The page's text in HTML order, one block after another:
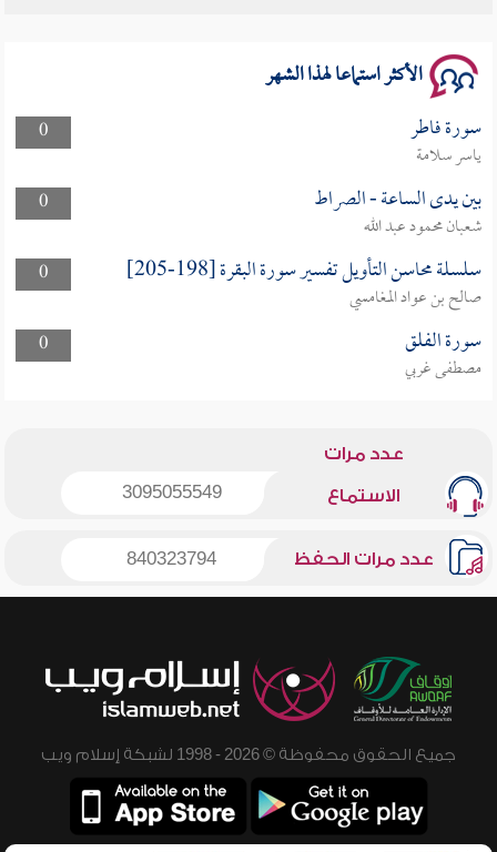
الأكثر استماعا لهذا الشهر
0 سورة فاطر
ياسر سلامة
0
بين يدى الساعة - الصراط
شعبان محمود عبد الله
0
سلسلة محاسن التأويل تفسير سورة البقرة [198-205]
صالح بن عواد المغامسي
0
سورة الفلق
مصطفى غربي
عدد مرات
الاستماع 3095055549
عدد مرات الحفظ 840323794
جميع الحقوق محفوظة © 2026 - 1998 لشبكة إسلام ويب